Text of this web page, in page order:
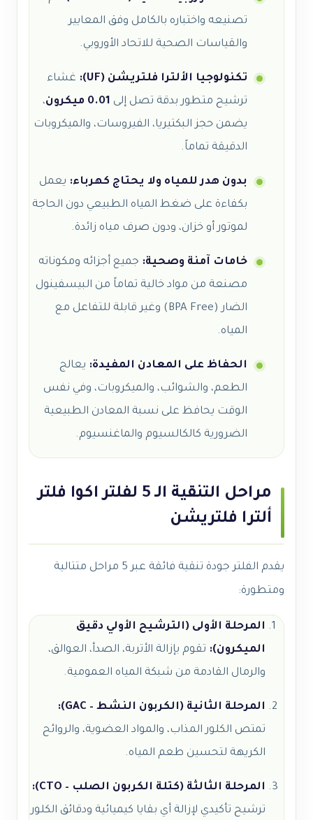
تصنيعه واختباره بالكامل وفق المعايير
والقياسات الصحية للاتحاد الأوروبي.
تكنولوجيا الألترا فلتريشن (UF):
غشاء
ترشيح متطور بدقة تصل إلى 0.01 ميكرون
،
يضمن حجز البكتيريا، الفيروسات، والميكروبات
الدقيقة تماماً.
بدون هدر للمياه ولا يحتاج كهرباء: يعمل
بكفاءة على ضغط المياه الطبيعي دون الحاجة
لموتور أو خزان، ودون صرف مياه زائدة.
خامات آمنة وصحية: جميع أجزائه ومكوناته
مصنعة من مواد خالية تماماً من البيسفينول
الضار (BPA Free) وغير قابلة للتفاعل مع
المياه.
الحفاظ على المعادن المفيدة: يعالج
الطعم، والشوائب، والميكروبات، وفي نفس
الوقت يحافظ على نسبة المعادن الطبيعية
الضرورية كالكالسيوم والماغنسيوم.
مراحل التنقية الـ 5 لفلتر اكوا فلتر
ألترا فلتريشن
يقدم الفلتر جودة تنقية فائقة عبر 5 مراحل متتالية
ومتطورة:
المرحلة الأولى (الترشيح الأولي دقيق
الميكرون): تقوم بإزالة الأتربة، الصدأ، العوالق،
والرمال القادمة من شبكة المياه العمومية.
المرحلة الثانية (الكربون النشط – GAC):
تمتص الكلور المذاب، والمواد العضوية، والروائح
الكريهة لتحسين طعم المياه.
المرحلة الثالثة (كتلة الكربون الصلب – CTO):
ترشيح تأكيدي لإزالة أي بقايا كيميائية ودقائق الكلور